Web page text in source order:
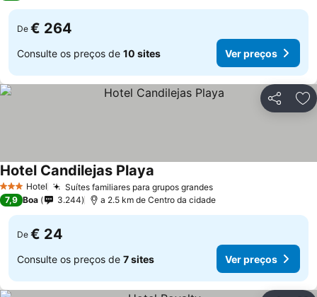
De € 264
Consulte os preços de 10 sites Ver preços
Partilhar
3 EstrelasHotel Suítes familiares para grupos grandesVer preços
Hotel Candilejas Playa
7,9 Boa 3.244 a 2.5 km de Centro da cidade
De € 24
Consulte os preços de 7 sites Ver preços